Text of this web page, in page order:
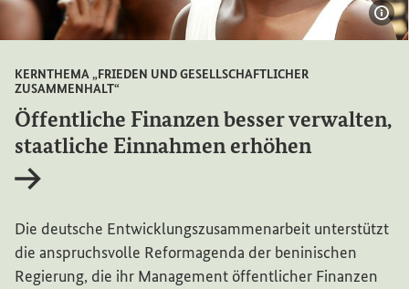
KERNTHEMA „FRIEDEN UND GESELLSCHAFTLICHER
ZUSAMMENHALT“
Öffentliche Finanzen besser verwalten,
staatliche Einnahmen erhöhen
Die deutsche Entwicklungszusammenarbeit unterstützt
die anspruchsvolle Reformagenda der beninischen
Regierung, die ihr Management öffentlicher Finanzen